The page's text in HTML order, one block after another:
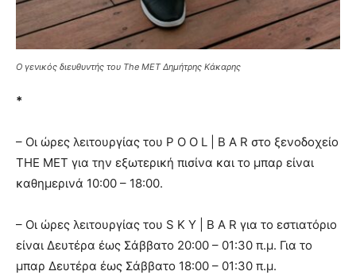
Ο γενικός διευθυντής του The MET Δημήτρης Κάκαρης
*
– Οι ώρες λειτουργίας του P O O L | B A R στο ξενοδοχείο
THE MET για την εξωτερική πισίνα και το μπαρ είναι
καθημερινά 10:00 – 18:00.
– Οι ώρες λειτουργίας του S K Y | B A R για το εστιατόριο
είναι Δευτέρα έως Σάββατο 20:00 – 01:30 π.μ. Για το
μπαρ Δευτέρα έως Σάββατο 18:00 – 01:30 π.μ.